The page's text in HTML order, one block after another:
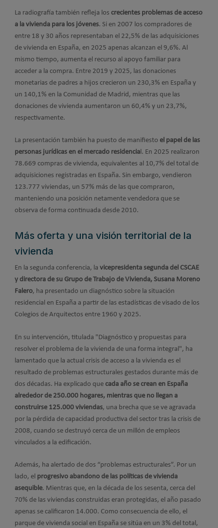
La radiografía también refleja los crecientes problemas de acceso
a la vivienda para los jóvenes. Si en 2007 los compradores de
entre 18 y 30 años representaban el 22,5% de las adquisiciones
de vivienda en España, en 2025 apenas alcanzan el 9,6%. Al
mismo tiempo, aumenta el recurso al apoyo familiar para
acceder a la compra. Entre 2019 y 2025, las donaciones
monetarias de padres a hijos crecieron un 230,3% en España y
un 140,1% en la Comunidad de Madrid, mientras que las
donaciones de vivienda aumentaron un 60,4% y un 23,7%,
respectivamente.
La presentación también ha puesto de manifiesto el papel de las
personas jurídicas en el mercado residencial. En 2025 realizaron
78.669 compras de vivienda, equivalentes al 10,7% del total de
adquisiciones registradas en España. Sin embargo, vendieron
123.777 viviendas, un 57% más de las que compraron,
manteniendo una posición netamente vendedora que se
observa de forma continuada desde 2010.
Más oferta y una visión territorial de la
vivienda
En la segunda conferencia, la vicepresidenta segunda del CSCAE
y directora de su Grupo de Trabajo de Vivienda, Susana Moreno
Falero, ha presentado un diagnóstico sobre la situación
residencial en España a partir de las estadísticas de visado de los
Colegios de Arquitectos entre 1960 y 2025.
En su intervención, titulada "Diagnóstico y propuestas para
resolver el problema de la vivienda de una forma integral", ha
lamentado que la actual crisis de acceso a la vivienda es el
resultado de problemas estructurales gestados durante más de
dos décadas. Ha explicado que cada año se crean en España
alrededor de 250.000 hogares, mientras que no llegan a
construirse 125.000 viviendas, una brecha que se ve agravada
por la pérdida de capacidad productiva del sector tras la crisis de
2008, cuando se destruyó cerca de un millón de empleos
vinculados a la edificación.
Además, ha alertado de dos “problemas estructurales”. Por un
lado, el progresivo abandono de las políticas de vivienda
asequible. Mientras que, en la década de los sesenta, cerca del
70% de las viviendas construidas eran protegidas, el año pasado
apenas se calificaron 14.000. Como consecuencia de ello, el
parque de vivienda social en España se sitúa en un 3% del total,